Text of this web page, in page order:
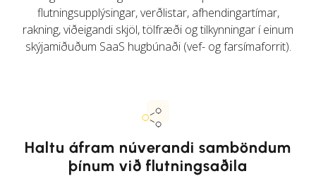
flutningsupplýsingar, verðlistar, afhendingartímar,
rakning, viðeigandi skjöl, tölfræði og tilkynningar í einum
skýjamiðuðum SaaS hugbúnaði (vef- og farsímaforrit).
Haltu áfram núverandi samböndum
þínum við flutningsaðila